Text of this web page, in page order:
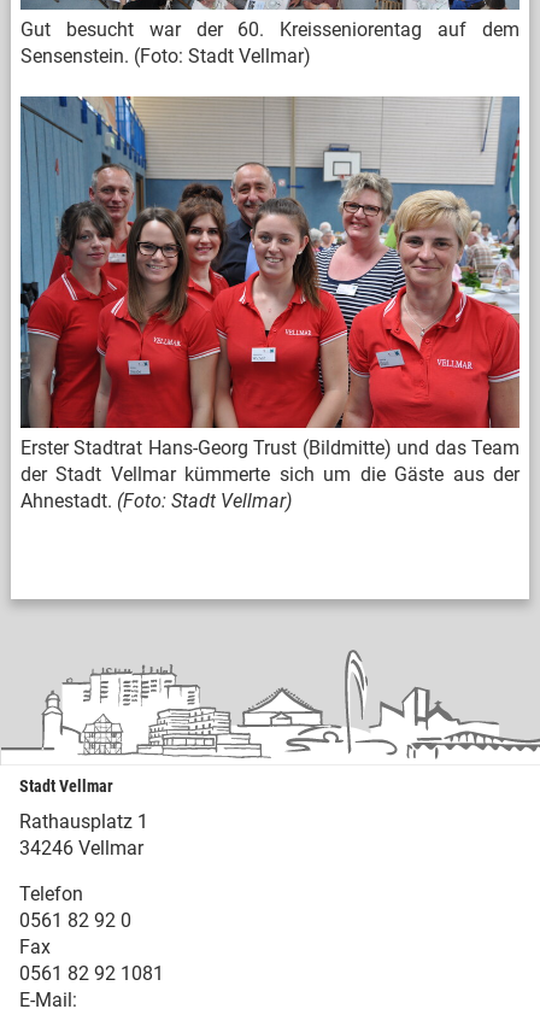
Gut besucht war der 60. Kreisseniorentag auf dem
Sensenstein. (Foto: Stadt Vellmar)
Erster Stadtrat Hans-Georg Trust (Bildmitte) und das Team
der Stadt Vellmar kümmerte sich um die Gäste aus der
Ahnestadt. (Foto: Stadt Vellmar)
Stadt Vellmar
Rathausplatz 1
34246 Vellmar
Telefon
0561 82 92 0
Fax
0561 82 92 1081
E-Mail: